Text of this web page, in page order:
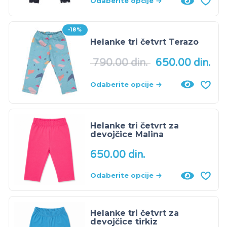
-18%
Helanke tri četvrt Terazo
790.00din. 650.00 din.
Odaberite opcije
Helanke tri četvrt za
devojčice Malina
650.00 din.
Odaberite opcije
Helanke tri četvrt za
devojčice tirkiz